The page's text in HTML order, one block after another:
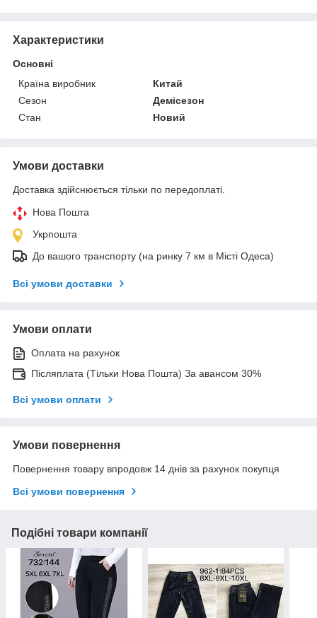
Характеристики
Основні
Країна виробник
Китай
Сезон
Демісезон
Стан
Новий
Умови доставки
Доставка здійснюється тільки по передоплаті.
Нова Пошта
Укрпошта
До вашого транспорту (на ринку 7 км в Місті Одеса)
Всі умови доставки
Умови оплати
Оплата на рахунок
Післяплата (Тільки Нова Пошта) За авансом 30%
Всі умови оплати
Умови повернення
Повернення товару впродовж 14 днів за рахунок покупця
Всі умови повернення
Подібні товари компанії